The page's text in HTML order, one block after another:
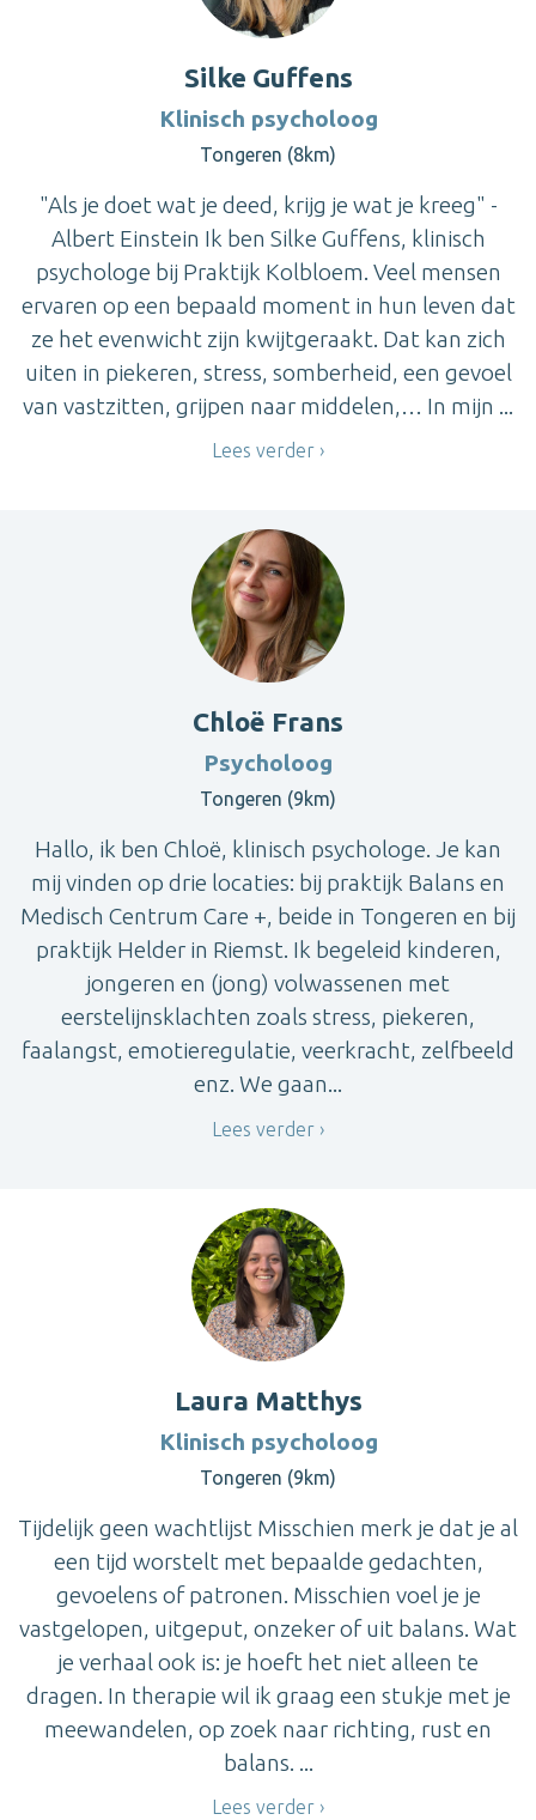
Silke Guffens
Klinisch psycholoog
Tongeren (8km)
"Als je doet wat je deed, krijg je wat je kreeg" -
Albert Einstein Ik ben Silke Guffens, klinisch
psychologe bij Praktijk Kolbloem. Veel mensen
ervaren op een bepaald moment in hun leven dat
ze het evenwicht zijn kwijtgeraakt. Dat kan zich
uiten in piekeren, stress, somberheid, een gevoel
van vastzitten, grijpen naar middelen,… In mijn ...
Lees verder
Chloë Frans
Psycholoog
Tongeren (9km)
Hallo, ik ben Chloë, klinisch psychologe. Je kan
mij vinden op drie locaties: bij praktijk Balans en
Medisch Centrum Care +, beide in Tongeren en bij
praktijk Helder in Riemst. Ik begeleid kinderen,
jongeren en (jong) volwassenen met
eerstelijnsklachten zoals stress, piekeren,
faalangst, emotieregulatie, veerkracht, zelfbeeld
enz. We gaan...
Lees verder
Laura Matthys
Klinisch psycholoog
Tongeren (9km)
Tijdelijk geen wachtlijst Misschien merk je dat je al
een tijd worstelt met bepaalde gedachten,
gevoelens of patronen. Misschien voel je je
vastgelopen, uitgeput, onzeker of uit balans. Wat
je verhaal ook is: je hoeft het niet alleen te
dragen. In therapie wil ik graag een stukje met je
meewandelen, op zoek naar richting, rust en
balans. ...
Lees verder